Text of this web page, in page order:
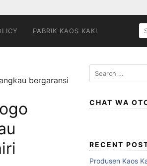
PABRIK KAOS KAKI
bergaransi
Search
for:
CHAT WA
RECENT
Produsen Kaos